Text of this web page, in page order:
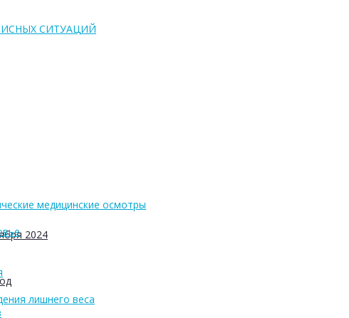
2024
СИТУАЦИЙ
медицинские осмотры
лишнего веса